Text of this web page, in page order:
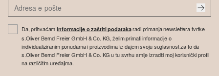
Da, prihvaćaminformacije o zaštiti podatakaradi primanja newslettera tvrtke
s.Oliver Bernd Freier GmbH & Co. KG, želim primati informacije o
individualiziranim ponudama i proizvodima te dajem svoju suglasnost za to da
s.Oliver Bernd Freier GmbH & Co. KG u tu svrhu smije izraditi moj korisnički profil
na različitim uređajima.